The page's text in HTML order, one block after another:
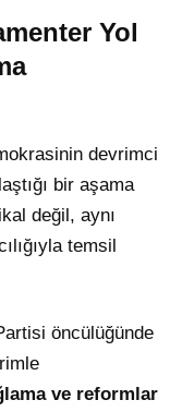
Yol
devrimci
bir aşama
değil, aynı
temsil
öncülüğünde
ve reformlar